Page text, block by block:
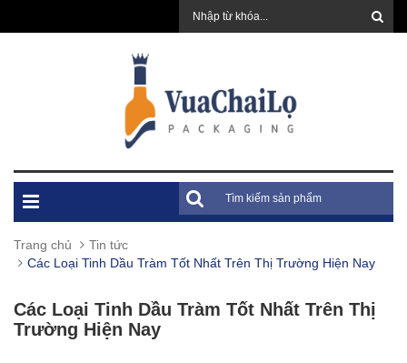
Trang chủ
Tin tức
Các Loại Tinh Dầu Tràm Tốt Nhất Trên Thị Trường Hiện Nay
Các Loại Tinh Dầu Tràm Tốt Nhất Trên Thị
Trường Hiện Nay